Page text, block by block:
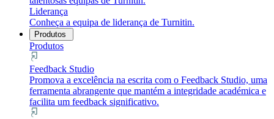
Liderança
Conheça a equipa de liderança de Turnitin.
Produtos
Produtos
Feedback Studio
Promova a excelência na escrita com o Feedback Studio, uma
ferramenta abrangente que mantém a integridade académica e
facilita um feedback significativo.